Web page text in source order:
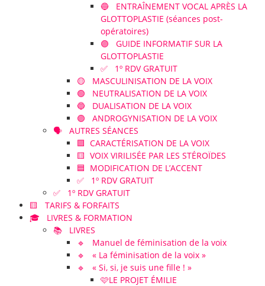
🔵 ENTRAÎNEMENT VOCAL APRÈS LA
GLOTTOPLASTIE (séances post-
opératoires)
🟣 GUIDE INFORMATIF SUR LA
GLOTTOPLASTIE
✅ 1º RDV GRATUIT
🟡 MASCULINISATION DE LA VOIX
🟢 NEUTRALISATION DE LA VOIX
🔵 DUALISATION DE LA VOIX
🟣 ANDROGYNISATION DE LA VOIX
🗣️ AUTRES SÉANCES
🟪 CARACTÉRISATION DE LA VOIX
🟨 VOIX VIRILISÉE PAR LES STÉROÏDES
🟦 MODIFICATION DE L’ACCENT
✅ 1º RDV GRATUIT
✅ 1º RDV GRATUIT
🟨 TARIFS & FORFAITS
🎓 LIVRES & FORMATION
📚 LIVRES
🔹 Manuel de féminisation de la voix
🔹 « La féminisation de la voix »
🔹 « Si, si, je suis une fille ! »
🩷LE PROJET ÉMILIE